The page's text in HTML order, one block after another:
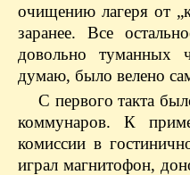
очищению лагеря от
заранее. Все
довольно туманных
думаю, было велено
С первого такта
коммунаров. К
комиссии в
играл магнитофон,